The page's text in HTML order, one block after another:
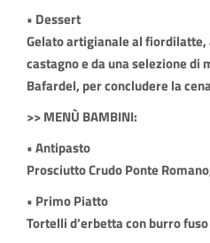
• Dessert
Gelato artigianale al fiordilatte,
castagno e da una selezione di
Bafardel, per concludere la
>> MENÙ BAMBINI:
• Antipasto
Prosciutto Crudo Ponte
• Primo Piatto
Tortelli d’erbetta con burro